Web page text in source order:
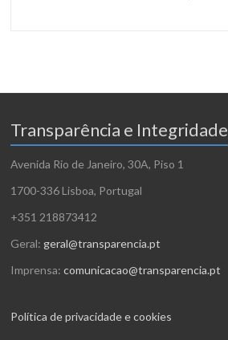
Transparência e Integridade
Avenida Rio de Janeiro, 30A, Piso 1
1700-336 Lisboa, Portugal
+351 218873412
Geral: geral@transparencia.pt
Imprensa:comunicacao@transparencia.pt
Política de privacidade e cookies